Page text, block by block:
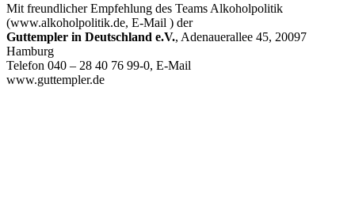
Mit freundlicher Empfehlung des Teams Alkoholpolitik
(www.alkoholpolitik.de, E-Mail ) der
Guttempler in Deutschland e.V., Adenauerallee 45, 20097
Hamburg
Telefon 040 – 28 40 76 99-0, E-Mail
www.guttempler.de